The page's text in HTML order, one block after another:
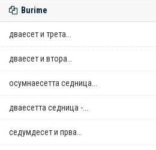
Burime
дваесет и трета...
дваесет и втора...
осумнaесетта седница...
дваесетта седница -...
седумдесет и прва...